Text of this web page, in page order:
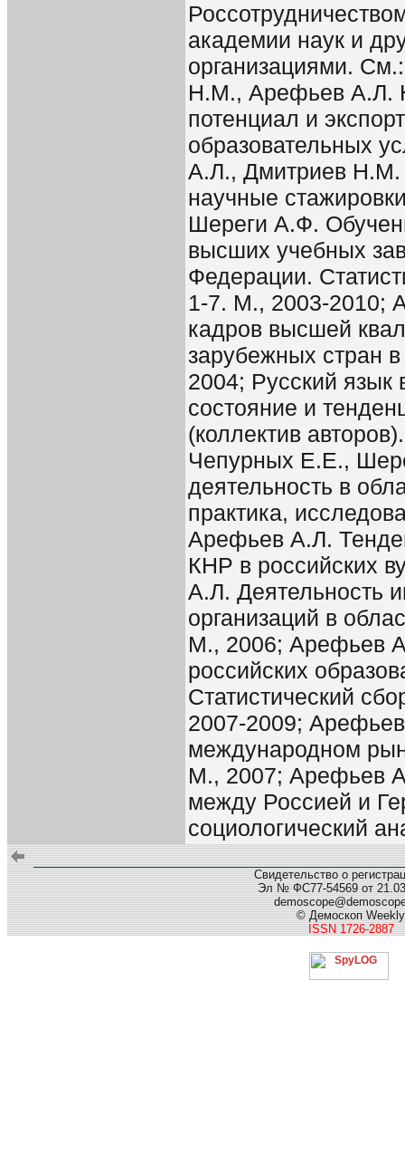
академии наук и
организациями.
Н.М., Арефьев А.Л.
потенциал и
образовательных
А.Л., Дмитриев Н.М.
научные
Шереги А.Ф.
высших учебных
Федерации.
1-7. М., 2003-2010;
кадров высшей
зарубежных стран
2004; Русский
состояние и
(коллектив
Чепурных Е.Е.,
деятельность в
практика,
Арефьев А.Л.
КНР в российских
А.Л. Деятельность
организаций в
М., 2006; Арефьев
российских
Статистический
2007-2009;
международном
М., 2007; Арефьев
между Россией и
социологический
Свидетельство о
Эл № ФС77-54569 от
© Демоскоп Weekly
ISSN 1726-2887